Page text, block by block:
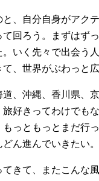
、自分自身がアク
回ろう。まずはず
いく先々で出会う
、世界がぶわっと広
、沖縄、香川県、
好きってわけでも
っともっとまだ行
ん進んでいきたい。
きて、またこんな